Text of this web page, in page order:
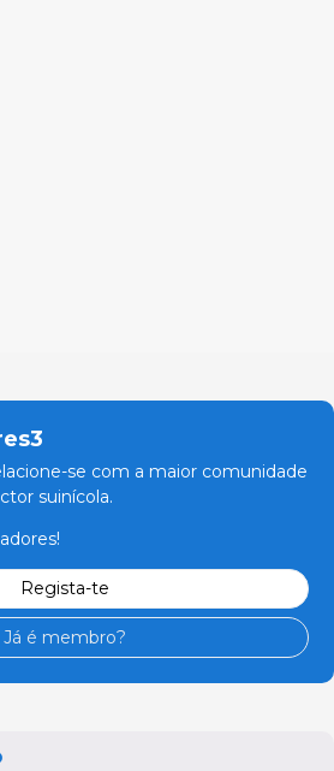
se com a maior comunidade
suinícola.
Regista-te
Já é membro?